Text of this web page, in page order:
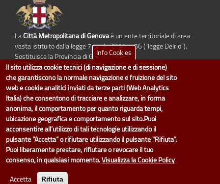
LaCittà Metropolitana di Genovaè un ente territoriale di area
vasta istituito dalla legge 7 aprile 2014 n. 56 (“legge Delrio”).
Sostituisce la Provincia di Genova.
dati.cittametropolitana.genova.itè il progetto "Open Data" della
Metropolitana di Genova.
Il design e la gestione sono a cura del Servizio Sistemi Informativi. Ogni
Direzione è responsabile per la parte di "dati" e "dataset".
accedi (area riservata)|contatti|privacy| Statistiche
Info Cookies
Il sito utilizza cookie tecnici (di navigazione e di sessione)
che garantiscono la normale navigazione e fruizione del sito
web e cookie analitici inviati da terze parti (Web Analytics
Italia) che consentono di tracciare e analizzare, in forma
anonima, il comportamento per quanto riguarda tempi,
ubicazione geografica e comportamento sul sito.Puoi
acconsentire all’utilizzo di tali tecnologie utilizzando il
pulsante “Accetta” o rifiutare utilizzando il pulsante "Rifiuta".
Puoi liberamente prestare, rifiutare o revocare il tuo
consenso, in qualsiasi momento.Visualizza la Cookie Policy
Accetta Rifiuta